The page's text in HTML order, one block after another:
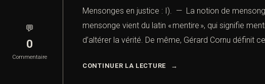
💬
0
Commentaire
Mensonges en justice : I). — La notion de
mensonge vient du latin « mentire », qui signifie
d’altérer la vérité. De même, Gérard Cornu définit
CONTINUER LA LECTURE